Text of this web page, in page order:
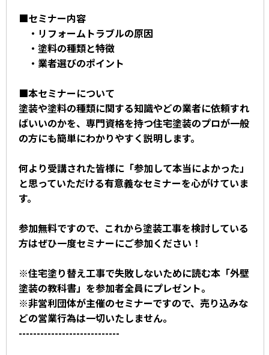
■セミナー内容
・リフォームトラブルの原因
・塗料の種類と特徴
・業者選びのポイント
■本セミナーについて
塗装や塗料の種類に関する知識やどの業者に依頼すれ
ばいいのかを、専門資格を持つ住宅塗装のプロが一般
の方にも簡単にわかりやすく説明します。
何より受講された皆様に「参加して本当によかった」
と思っていただける有意義なセミナーを心がけていま
す。
参加無料ですので、これから塗装工事を検討している
方はぜひ一度セミナーにご参加ください！
※住宅塗り替え工事で失敗しないために読む本「外壁
塗装の教科書」を参加者全員にプレゼント。
※非営利団体が主催のセミナーですので、売り込みな
どの営業行為は一切いたしません。
----------------------------